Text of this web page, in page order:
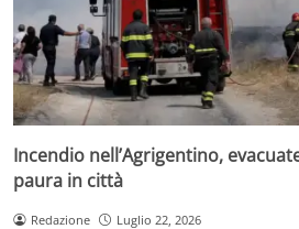
Incendio nell’Agrigentino,
paura in città
Redazione Luglio 22, 2026